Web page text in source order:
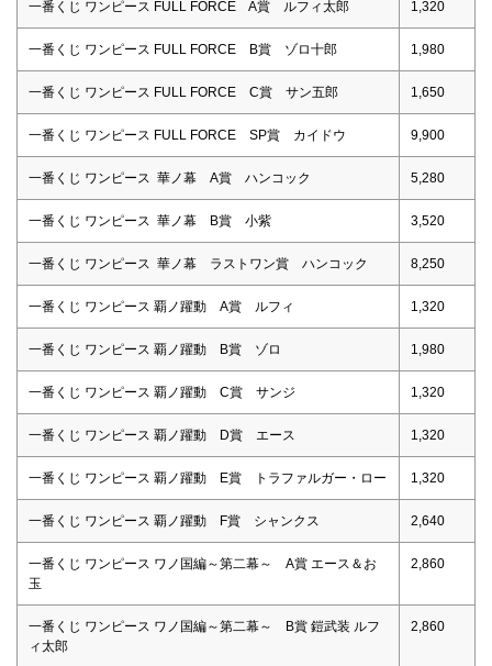
一番くじ ワンピース FULL FORCE A賞 ルフィ太郎 1,320
一番くじ ワンピース FULL FORCE B賞 ゾロ十郎 1,980
一番くじ ワンピース FULL FORCE C賞 サン五郎 1,650
一番くじ ワンピース FULL FORCE SP賞 カイドウ 9,900
一番くじ ワンピース 華ノ幕 A賞 ハンコック 5,280
一番くじ ワンピース 華ノ幕 B賞 小紫 3,520
一番くじ ワンピース 華ノ幕 ラストワン賞 ハンコック 8,250
一番くじ ワンピース 覇ノ躍動 A賞 ルフィ 1,320
一番くじ ワンピース 覇ノ躍動 B賞 ゾロ 1,980
一番くじ ワンピース 覇ノ躍動 C賞 サンジ 1,320
一番くじ ワンピース 覇ノ躍動 D賞 エース 1,320
一番くじ ワンピース 覇ノ躍動 E賞 トラファルガー・ロー 1,320
一番くじ ワンピース 覇ノ躍動 F賞 シャンクス 2,640
一番くじ ワンピース ワノ国編～第二幕～ A賞 エース＆お
玉
2,860
一番くじ ワンピース ワノ国編～第二幕～ B賞 鎧武装 ルフ
ィ太郎
2,860